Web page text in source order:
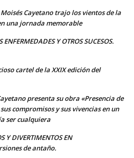
Moisés Cayetano trajo los vientos de la
una jornada memorable
ENFERMEDADES Y OTROS SUCESOS.
cartel de la XXIX edición del
presenta su obra «Presencia de
compromisos y sus vivencias en un
ser cualquiera
Y DIVERTIMENTOS EN
de antaño.